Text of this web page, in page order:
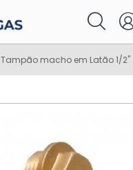
Tampão macho em Latão 1/2"